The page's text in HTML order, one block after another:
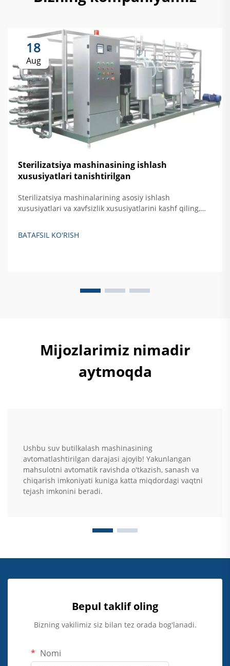
18
Aug
Sterilizatsiya mashinasining ishlash
xususiyatlari tanishtirilgan
Sterilizatsiya mashinalarining asosiy ishlash
xususiyatlari va xavfsizlik xususiyatlarini kashf qiling,
samarali qattiq akslantiruvchi sterilizatsiya qilishni
BATAFSIL KO'RISH
Mijozlarimiz nimadir
aytmoqda
Ushbu suv butilkalash mashinasining
avtomatlashtirilgan darajasi ajoyib! Yakunlangan
mahsulotni avtomatik ravishda o'tkazish, sanash va
chiqarish imkoniyati kuniga katta miqdordagi vaqtni
tejash imkonini beradi.
Bepul taklif oling
Bizning vakilimiz siz bilan tez orada bog'lanadi.
Nomi